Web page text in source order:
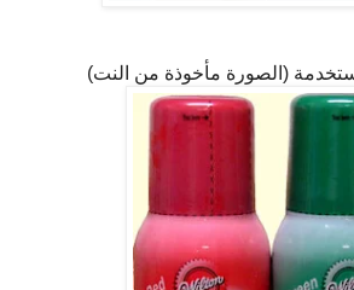
(الصورة مأخوذة من النت)